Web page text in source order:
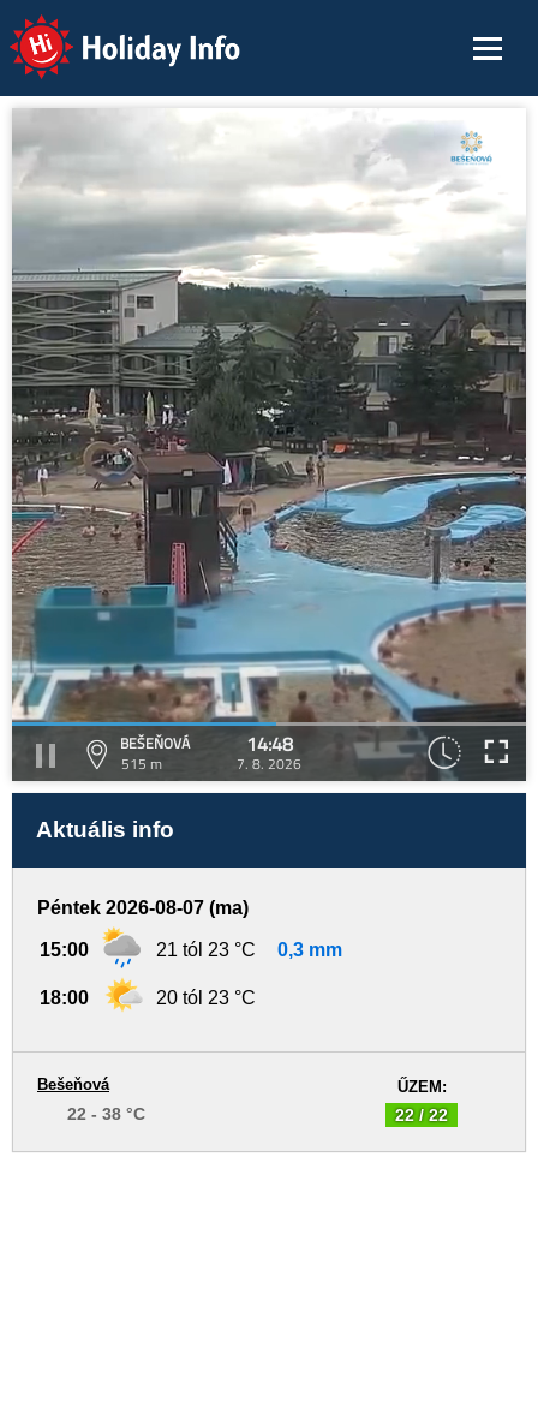
Holiday Info
BEŠEŇOVÁ
515 m
14:48
7. 8. 2026
Aktuális info
Péntek 2026-08-07 (ma)
15:00 21 tól 23 °C 0,3 mm
18:00 20 tól 23 °C
ŰZEM:
22 / 22
Bešeňová
22 - 38 °C